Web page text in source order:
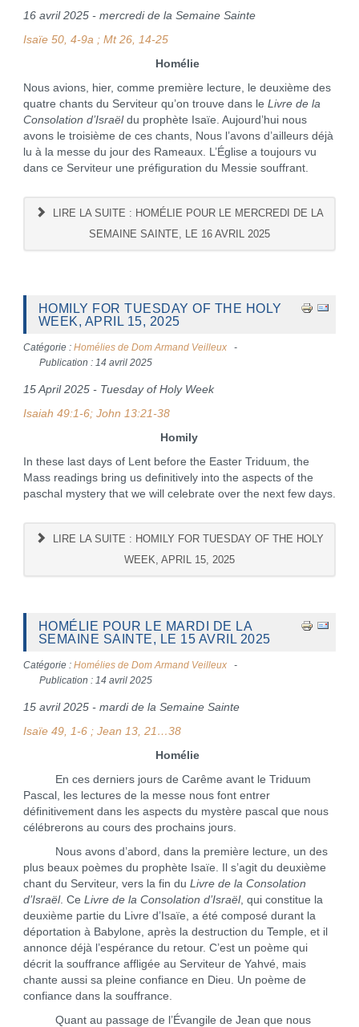
16 avril 2025 - mercredi de la Semaine Sainte
Isaïe 50, 4-9a ; Mt 26, 14-25
Homélie
Nous avions, hier, comme première lecture, le deuxième des
quatre chants du Serviteur qu’on trouve dans le Livre de la
Consolation d’Israël du prophète Isaïe. Aujourd’hui nous
avons le troisième de ces chants, Nous l’avons d’ailleurs déjà
lu à la messe du jour des Rameaux. L’Église a toujours vu
dans ce Serviteur une préfiguration du Messie souffrant.
LIRE LA SUITE : HOMÉLIE POUR LE MERCREDI DE LA
SEMAINE SAINTE, LE 16 AVRIL 2025
HOMILY FOR TUESDAY OF THE HOLY
WEEK, APRIL 15, 2025
Catégorie : Homélies de Dom Armand Veilleux
Publication : 14 avril 2025
15 April 2025 - Tuesday of Holy Week
Isaiah 49:1-6; John 13:21-38
Homily
In these last days of Lent before the Easter Triduum, the
Mass readings bring us definitively into the aspects of the
paschal mystery that we will celebrate over the next few days.
LIRE LA SUITE : HOMILY FOR TUESDAY OF THE HOLY
WEEK, APRIL 15, 2025
HOMÉLIE POUR LE MARDI DE LA
SEMAINE SAINTE, LE 15 AVRIL 2025
Catégorie : Homélies de Dom Armand Veilleux
Publication : 14 avril 2025
15 avril 2025 - mardi de la Semaine Sainte
Isaïe 49, 1-6 ; Jean 13, 21…38
Homélie
En ces derniers jours de Carême avant le Triduum
Pascal, les lectures de la messe nous font entrer
définitivement dans les aspects du mystère pascal que nous
célébrerons au cours des prochains jours.
Nous avons d’abord, dans la première lecture, un des
plus beaux poèmes du prophète Isaïe. Il s’agit du deuxième
chant du Serviteur, vers la fin du Livre de la Consolation
d’Israël. Ce Livre de la Consolation d’Israël, qui constitue la
deuxième partie du Livre d’Isaïe, a été composé durant la
déportation à Babylone, après la destruction du Temple, et il
annonce déjà l’espérance du retour. C’est un poème qui
décrit la souffrance affligée au Serviteur de Yahvé, mais
chante aussi sa pleine confiance en Dieu. Un poème de
confiance dans la souffrance.
Quant au passage de l’Évangile de Jean que nous